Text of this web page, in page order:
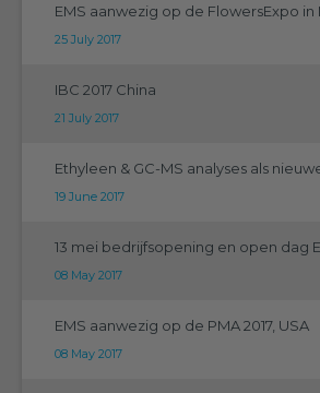
EMS aanwezig op de FlowersExpo in
25 July 2017
IBC 2017 China
21 July 2017
Ethyleen & GC-MS analyses als
19 June 2017
13 mei bedrijfsopening en open dag
08 May 2017
EMS aanwezig op de PMA 2017, USA
08 May 2017